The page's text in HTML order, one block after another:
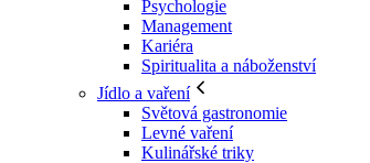
Psychologie
Management
Kariéra
Spiritualita a náboženství
Jídlo a vaření
Světová gastronomie
Levné vaření
Kulinářské triky